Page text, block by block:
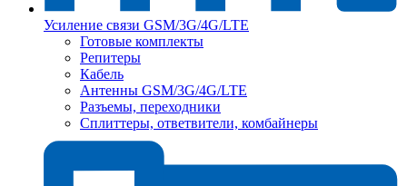
Усиление связи GSM/3G/4G/LTE
Готовые комплекты
Репитеры
Кабель
Антенны GSM/3G/4G/LTE
Разъемы, переходники
Сплиттеры, ответвители, комбайнеры